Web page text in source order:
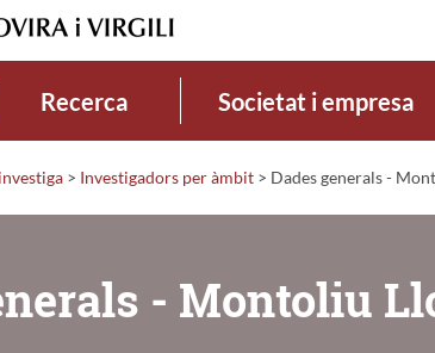
Recerca Societat i empresa
> Investigadors per àmbit > Dades generals -
- Montoliu